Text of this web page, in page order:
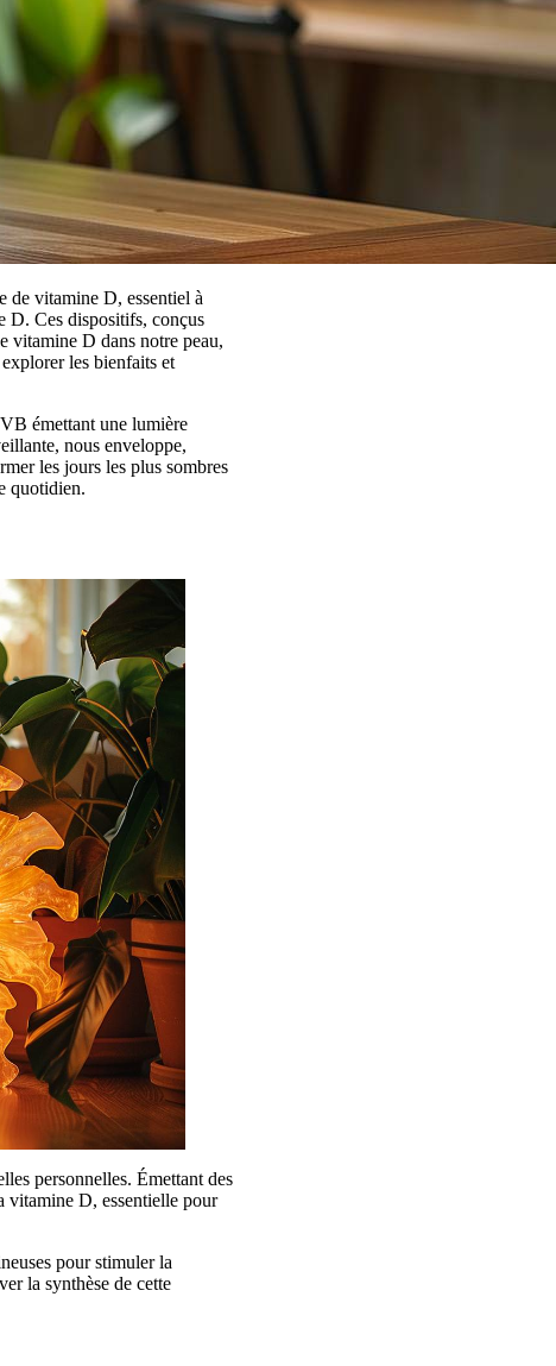
de vitamine D, essentiel à
D. Ces dispositifs, conçus
vitamine D dans notre peau,
les bienfaits et
émettant une lumière
nous enveloppe,
les jours les plus sombres
quotidien.
personnelles. Émettant des
vitamine D, essentielle pour
pour stimuler la
la synthèse de cette